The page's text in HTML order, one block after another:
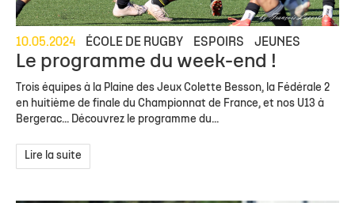
10.05.2024 ÉCOLE DE RUGBY ESPOIRS JEUNES
Le programme du week-end !
Trois équipes à la Plaine des Jeux Colette Besson, la Fédérale 2
en huitième de finale du Championnat de France, et nos U13 à
Bergerac... Découvrez le programme du...
Lire la suite